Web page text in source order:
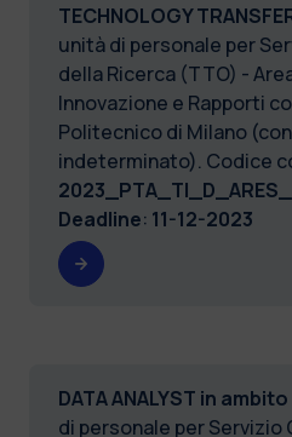
TECHNOLOGY
unità di personale per
della Ricerca (TTO) -
Innovazione e Rapporti
Politecnico di Milano
indeterminato). Codice
Deadline: 11-12-2023
DATA ANALYST in
di personale per